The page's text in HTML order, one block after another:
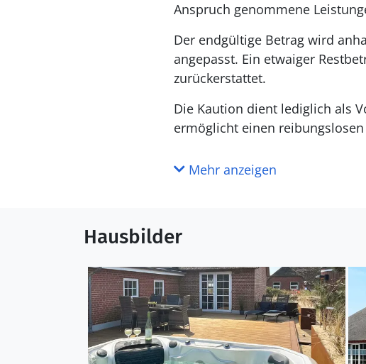
Anspruch genommene
Der endgültige Betrag wird
angepasst. Ein etwaiger
zurückerstattet.
Die Kaution dient lediglich als
ermöglicht einen
Mehr anzeigen
Hausbilder